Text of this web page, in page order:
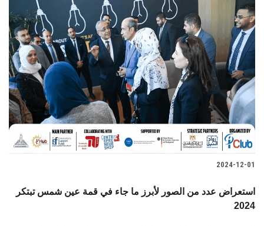
2024-12-01
استعراض عدد من الصور لأبرز ما جاء في قمة عين شمس تبتكر
2024